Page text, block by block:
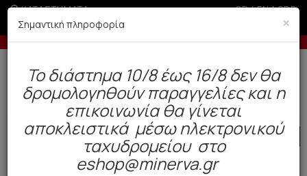
ΚΑΤΑΣΤΗΜΑΤΑ GR|EN|SRB
-10% σε παραγγελίες άνω των 200€
Δωρεάν αποστολή άνω των 49€. Παράδοση σε 3-5 εργάσιμες.
Γυναίκα Αξεσουάρ Κάλτσες / Καλσόν
SALE
×
Σημαντική πληροφορία
To διάστημα 10/8 έως 16/8 δεν θα
δρομολογηθούν παραγγελίες και η
επικοινωνία θα γίνεται
αποκλειστικά μέσω ηλεκτρονικού
ταχυδρομείου στο
eshop@minerva.gr